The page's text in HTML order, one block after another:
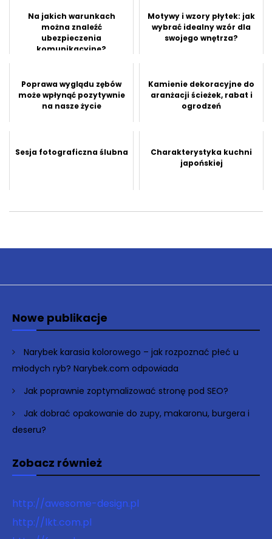
Na jakich warunkach
można znaleźć
ubezpieczenia
komunikacyjne?
Motywy i wzory płytek: jak
wybrać idealny wzór dla
swojego wnętrza?
Poprawa wyglądu zębów
może wpłynąć pozytywnie
na nasze życie
Kamienie dekoracyjne do
aranżacji ścieżek, rabat i
ogrodzeń
Sesja fotograficzna ślubna
Charakterystyka kuchni
japońskiej
Nowe publikacje
Narybek karasia kolorowego – jak rozpoznać płeć u
młodych ryb? Narybek.com odpowiada
Jak poprawnie zoptymalizować stronę pod SEO?
Jak dobrać opakowanie do zupy, makaronu, burgera i
deseru?
Zobacz również
http://awesome-design.pl
http://lkt.com.pl